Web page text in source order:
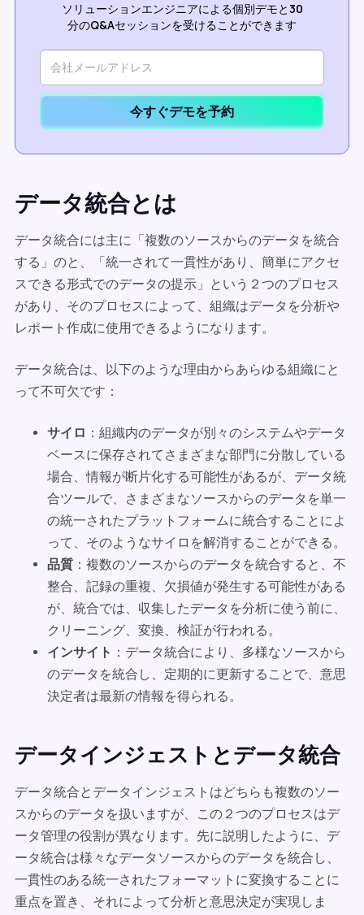
ソリューションエンジニアによる個別デモと30
分のQ&Aセッションを受けることができます
今すぐデモを予約
データ統合とは
データ統合には主に「複数のソースからのデータを統合
する」のと、「統一されて一貫性があり、簡単にアクセ
スできる形式でのデータの提示」という２つのプロセス
があり、そのプロセスによって、組織はデータを分析や
レポート作成に使用できるようになります。
データ統合は、以下のような理由からあらゆる組織にと
って不可欠です：
サイロ ：組織内のデータが別々のシステムやデータ
ベースに保存されてさまざまな部門に分散している
場合、情報が断片化する可能性があるが、データ統
合ツールで、さまざまなソースからのデータを単一
の統一されたプラットフォームに統合することによ
って、そのようなサイロを解消することができる。
品質 ：複数のソースからのデータを統合すると、不
整合、記録の重複、欠損値が発生する可能性がある
が、統合では、収集したデータを分析に使う前に、
クリーニング、変換、検証が行われる。
インサイト ：データ統合により、多様なソースから
のデータを統合し、定期的に更新することで、意思
決定者は最新の情報を得られる。
データインジェストとデータ統合
データ統合とデータインジェストはどちらも複数のソー
スからのデータを扱いますが、この２つのプロセスはデ
ータ管理の役割が異なります。先に説明したように、デ
ータ統合は様々なデータソースからのデータを統合し、
一貫性のある統一されたフォーマットに変換することに
重点を置き、それによって分析と意思決定が実現しま